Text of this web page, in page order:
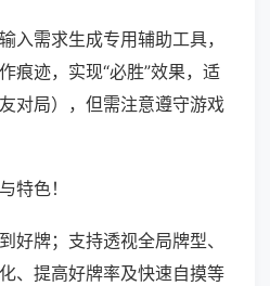
入需求生成专用辅助工具，
痕迹，实现“必胜”效果，适
对局），但需注意遵守游戏
特色！
好牌；支持透视全局牌型、
、提高好牌率及快速自摸等